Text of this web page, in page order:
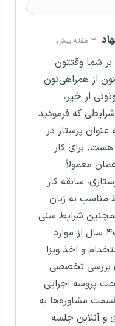
۳ هفته پیش
شما وقتتون
از همراهی‌تون
ار خیر،
که فرمودید
پرستار در
برای کار
معمولاً
سابقه کار
مناسب به زبان
شرایط سنی
ترجیحاً زیر ۴۰ سال از موارد
و اخذ ویزا
بررسی تخصصی
پروسه اجرایی
مشاوره‌ها به
آنلاین جلسه